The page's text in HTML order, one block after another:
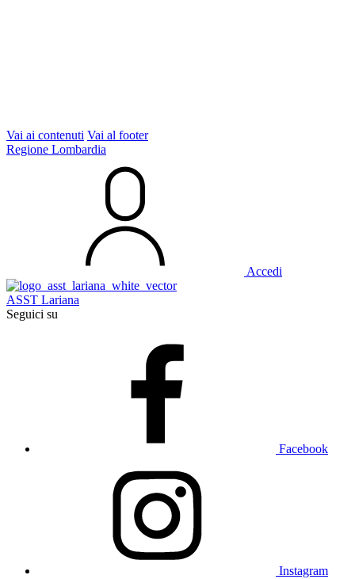
Vai ai contenuti Vai al footer
Regione Lombardia
Accedi
ASST Lariana
Seguici su
Facebook
Instagram